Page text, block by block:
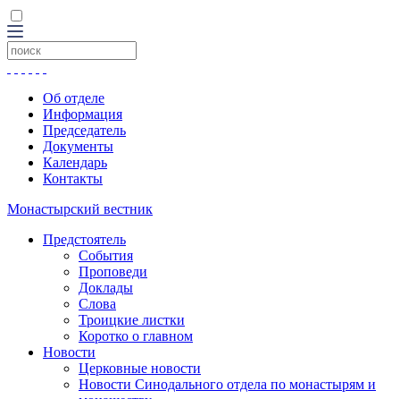
Об отделе
Информация
Председатель
Документы
Календарь
Контакты
Монастырский вестник
Предстоятель
События
Проповеди
Доклады
Слова
Троицкие листки
Коротко о главном
Новости
Церковные новости
Новости Синодального отдела по монастырям и